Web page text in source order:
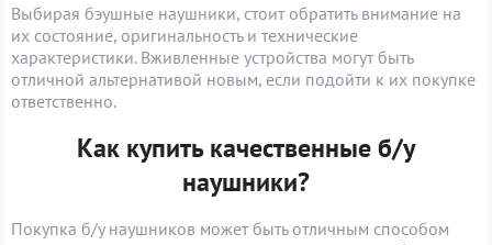
Выбирая бэушные наушники, стоит обратить внимание на
их состояние, оригинальность и технические
характеристики. Вживленные устройства могут быть
отличной альтернативой новым, если подойти к их покупке
ответственно.
Как купить качественные б/у
наушники?
Покупка б/у наушников может быть отличным способом